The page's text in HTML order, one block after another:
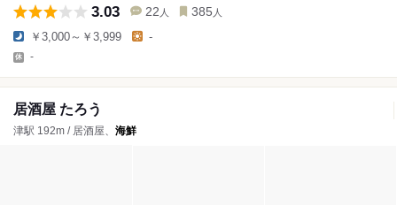
3.03 22 人 385 人
￥3,000～￥3,999 -
-
居酒屋 たろう
津駅 192m / 居酒屋、 海鮮